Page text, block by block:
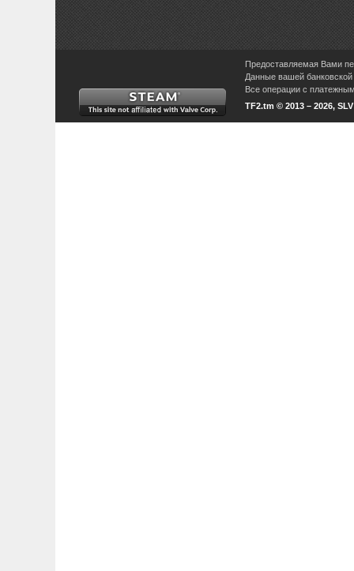
Предоставляемая Вами
Данные вашей
Все операции с
TF2.tm © 2013 – 2026,